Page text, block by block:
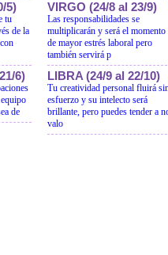
5)
tu
de la
6)
de
VIRGO (24/8 al 23/9)
Las responsabilidades se
multiplicarán y será el momento
de mayor estrés laboral pero
también servirá p
LIBRA (24/9 al 22/10)
Tu creatividad personal fluirá
esfuerzo y su intelecto será
brillante, pero puedes tender a
valo